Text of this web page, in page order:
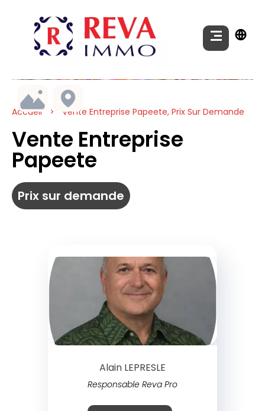
Accueil Vente Entreprise Papeete, Prix Sur Demande
Vente Entreprise
Papeete
Prix sur demande
Alain LEPRESLE
Responsable Reva Pro